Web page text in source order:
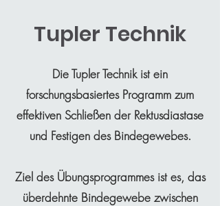
Tupler Technik
Die Tupler Technik ist ein
forschungsbasiertes Programm zum
effektiven Schließen der Rektusdiastase
und Festigen des Bindegewebes.
Ziel des Übungsprogrammes ist es, das
überdehnte Bindegewebe zwischen